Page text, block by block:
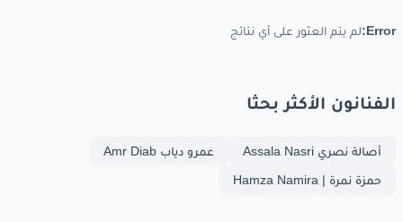
Error: لم يتم العثور على أي نتائج
الفنانون الأكثر بحثا
أصالة نصري Assala Nasri
عمرو دياب Amr Diab
حمزة نمرة | Hamza Namira